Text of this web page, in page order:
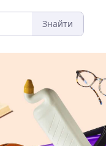
Знайти